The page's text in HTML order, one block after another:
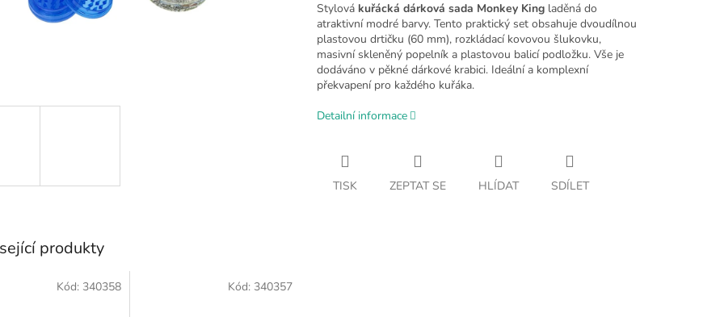
Stylová kuřácká dárková sada Monkey Kingladěná do
atraktivní modré barvy. Tento praktický set obsahuje dvoudílnou
plastovou drtičku (60 mm), rozkládací kovovou šlukovku,
masivní skleněný popelník a plastovou balicí podložku. Vše je
dodáváno v pěkné dárkové krabici. Ideální a komplexní
překvapení pro každého kuřáka.
Detailní informace
TISK ZEPTAT SE HLÍDAT SDÍLET
produkty
Kód: 340358 Kód: 340357